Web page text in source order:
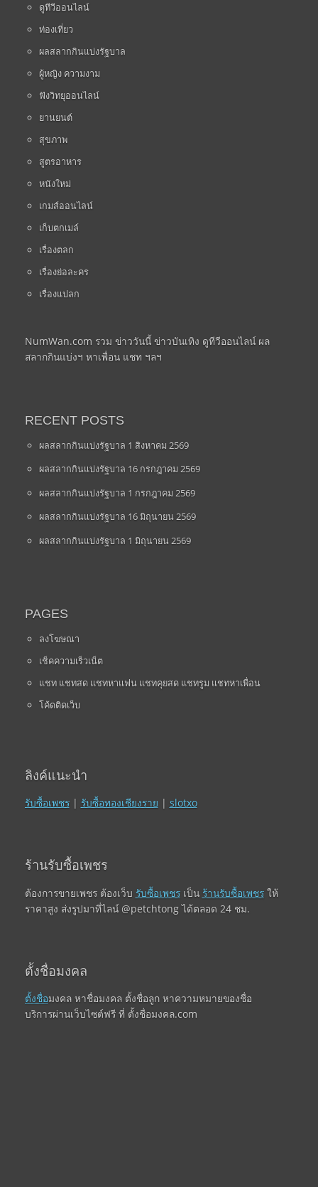
ดูทีวีออนไลน์
ท่องเที่ยว
ผลสลากกินแบ่งรัฐบาล
ผู้หญิง ความงาม
ฟังวิทยุออนไลน์
ยานยนต์
สุขภาพ
สูตรอาหาร
หนังใหม่
เกมส์ออนไลน์
เก็บตกเมล์
เรื่องตลก
เรื่องย่อละคร
เรื่องแปลก
NumWan.com รวม ข่าววันนี้ ข่าวบันเทิง ดูทีวีออนไลน์ ผล
สลากกินแบ่งฯ หาเพื่อน แชท ฯลฯ
RECENT POSTS
ผลสลากกินแบ่งรัฐบาล 1 สิงหาคม 2569
ผลสลากกินแบ่งรัฐบาล 16 กรกฎาคม 2569
ผลสลากกินแบ่งรัฐบาล 1 กรกฎาคม 2569
ผลสลากกินแบ่งรัฐบาล 16 มิถุนายน 2569
ผลสลากกินแบ่งรัฐบาล 1 มิถุนายน 2569
PAGES
ลงโฆษณา
เช็คความเร็วเน็ต
แชท แชทสด แชทหาแฟน แชทคุยสด แชทรูม แชทหาเพื่อน
โค้ดติดเว็บ
ลิงค์แนะนำ
รับซื้อเพชร| รับซื้อทองเชียงราย | slotxo
ร้านรับซื้อเพชร
ต้องการขายเพชร ต้องเว็บ รับซื้อเพชรเป็น ร้านรับซื้อเพชรให้
ราคาสูง ส่งรูปมาที่ไลน์ @petchtong ได้ตลอด 24 ชม.
ตั้งชื่อมงคล
ตั้งชื่อมงคล หาชื่อมงคล ตั้งชื่อลูก หาความหมายของชื่อ
บริการผ่านเว็บไซต์ฟรี ที่ ตั้งชื่อมงคล.com